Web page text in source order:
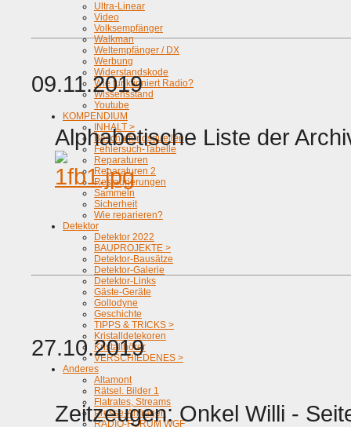
Ultra-Linear
Video
Volksempfänger
Walkman
Weltempfänger / DX
Werbung
Widerstandskode
Wie funktioniert Radio?
Wissensstand
Youtube
KOMPENDIUM
INHALT >
Beschaffungsquellen
Fehlersuch-Tabelle
Reparaturen
Reparaturen 2
Restaurierungen
Sammeln
Sicherheit
Wie reparieren?
Detektor
Detektor 2022
BAUPROJEKTE >
Detektor-Bausätze
Detektor-Galerie
Detektor-Links
Gäste-Geräte
Gollodyne
Geschichte
TIPPS & TRICKS >
Kristalldetekoren
Kristallhörer
VERSCHIEDENES >
Anderes
Altamont
Rätsel. Bilder 1
Flatrates, Streams
Presse-Anfragen
RADIO-FORUM WGF
09.11.2019
Alphabetische Liste der
27.10.2019
Zeitzeugen: Onkel Willi -